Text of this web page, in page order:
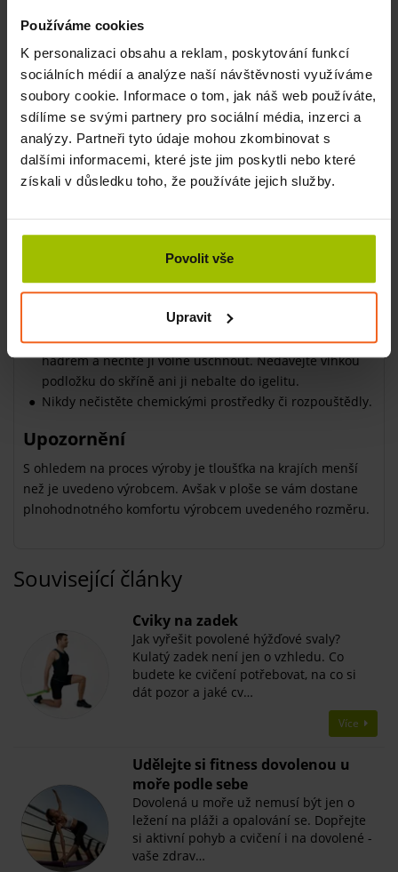
Používáme cookies
K personalizaci obsahu a reklam, poskytování funkcí
sociálních médií a analýze naší návštěvnosti využíváme
soubory cookie. Informace o tom, jak náš web používáte,
sdílíme se svými partnery pro sociální média, inzerci a
analýzy. Partneři tyto údaje mohou zkombinovat s
dalšími informacemi, které jste jim poskytli nebo které
získali v důsledku toho, že používáte jejich služby.
Povolit vše
Upravit
protiskluzovou úpravu,
neporézní složení,
nedrží se v nich nečistoty ani vlhkost.
Cvičební podložky Airex patří ke špičce mezi podložkami a
proto jsou velmi oblíbené ve fitnesscentrech či
rehabilitačních provozech. Dejte sobě a svým klientům
komfort při cvičení. Budou se u vás cítit dobře.
Nevěšte přes prádelní šňůru či topení, vytlačily by se do
ní místa a ta se už do původního stavu nevrátí.
Slunko či dlouhé působení vody by mohlo mít za
příčinu, že materiál začne křehnout a tak se sníží jeho
Pokud se náhodou podložka ušpiní otřete ji vlhkým
hadrem a nechte ji volně uschnout. Nedávejte vlhkou
podložku do skříně ani ji nebalte do igelitu.
Nikdy nečistěte chemickými prostředky či rozpouštědly.
Upozornění
S ohledem na proces výroby je tloušťka na krajích menší
než je uvedeno výrobcem. Avšak v ploše se vám dostane
plnohodnotného komfortu výrobcem uvedeného rozměru.
Související články
​Cviky na zadek
Jak vyřešit povolené hýžďové svaly?
Kulatý zadek není jen o vzhledu. Co
budete ke cvičení potřebovat, na co si
dát pozor a jaké cv…
Více
​Udělejte si fitness dovolenou u
moře podle sebe
Dovolená u moře už nemusí být jen o
ležení na pláži a opalování se. Dopřejte
si aktivní pohyb a cvičení i na dovolené -
vaše zdrav…